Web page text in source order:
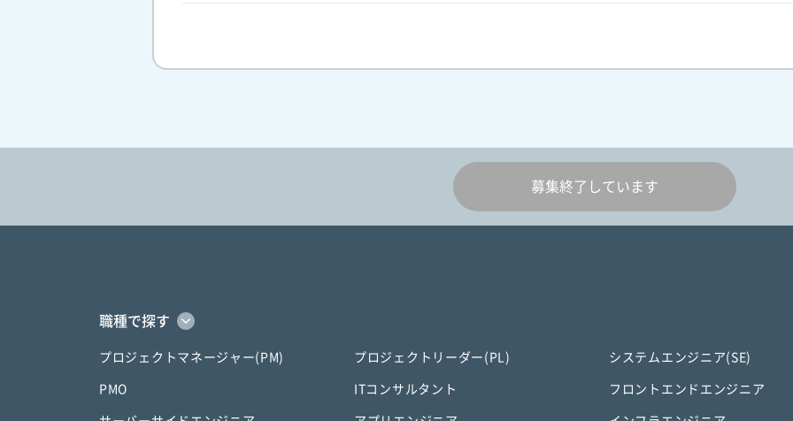
募集終了しています
職種で探す
プロジェクトマネージャー(PM) プロジェクトリーダー(PL) システムエンジニア(SE)
PMO ITコンサルタント フロントエンドエンジニア